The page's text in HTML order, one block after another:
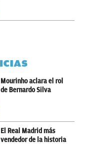
Mourinho aclara el rol
de Bernardo Silva
El Real Madrid más
vendedor de la historia